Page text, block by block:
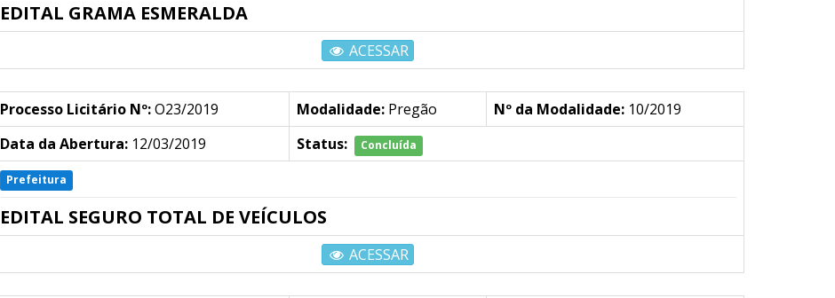
EDITAL GRAMA ESMERALDA
ACESSAR
Processo Licitário Nº:O23/2019 Modalidade:Pregão Nº da Modalidade:10/2019
Data da Abertura:12/03/2019 Status: Concluída
Prefeitura
EDITAL SEGURO TOTAL DE VEÍCULOS
ACESSAR